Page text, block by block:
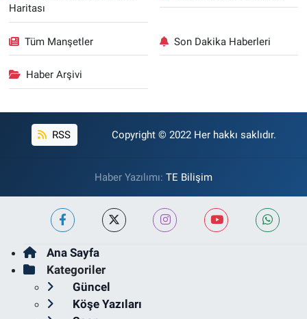
Haritası
Tüm Manşetler Son Dakika Haberleri
Haber Arşivi
RSS Copyright © 2022 Her hakkı saklıdır.
Haber Yazılımı: TE Bilişim
Ana Sayfa
Kategoriler
Güncel
Köşe Yazıları